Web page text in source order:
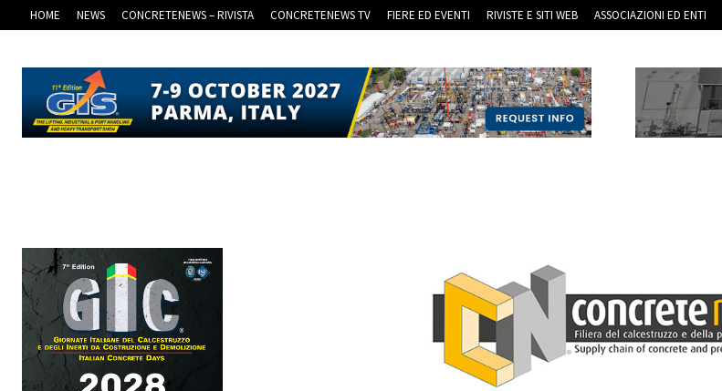
HOME NEWS CONCRETENEWS – RIVISTA CONCRETENEWS TV FIERE ED EVENTI RIVISTE E SITI WEB ASSOCIAZIONI ED ENTI